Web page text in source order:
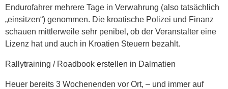
Endurofahrer mehrere Tage in Verwahrung (also tatsächlich
„einsitzen“) genommen. Die kroatische Polizei und Finanz
schauen mittlerweile sehr penibel, ob der Veranstalter eine
Lizenz hat und auch in Kroatien Steuern bezahlt.
Rallytraining / Roadbook erstellen in Dalmatien
Heuer bereits 3 Wochenenden vor Ort, – und immer auf